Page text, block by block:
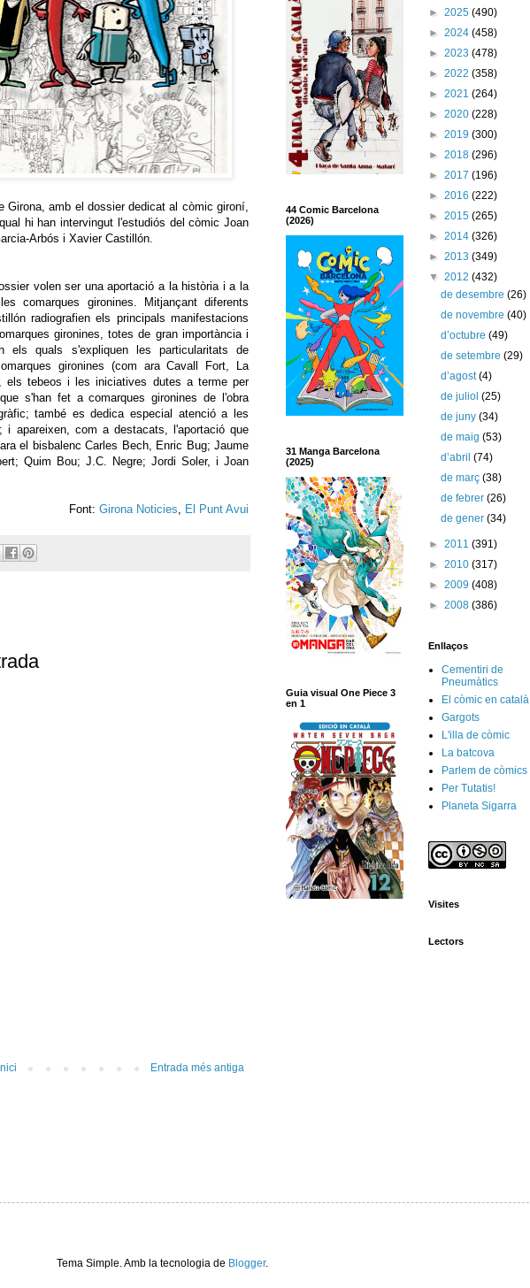
Girona, amb el dossier dedicat al còmic gironí,
hi han intervingut l'estudiós del còmic Joan
Arbós i Xavier Castillón.
volen ser una aportació a la història i a la
comarques gironines. Mitjançant diferents
radiografien els principals manifestacions
gironines, totes de gran importància i
quals s'expliquen les particularitats de
gironines (com ara Cavall Fort, La
els tebeos i les iniciatives dutes a terme per
s'han fet a comarques gironines de l'obra
també es dedica especial atenció a les
i apareixen, com a destacats, l'aportació que
el bisbalenc Carles Bech, Enric Bug; Jaume
Quim Bou; J.C. Negre; Jordi Soler, i Joan
Font: Girona Noticies, El Punt Avui
Entrada més antiga
Inici
44 Comic Barcelona
(2026)
31 Manga Barcelona
(2025)
Guia visual One Piece 3
en 1
► 2025 (490)
► 2024 (458)
► 2023 (478)
► 2022 (358)
► 2021 (264)
► 2020 (228)
► 2019 (300)
► 2018 (296)
► 2017 (196)
► 2016 (222)
► 2015 (265)
► 2014 (326)
► 2013 (349)
▼ 2012 (432)
de desembre(26)
de novembre(40)
d’octubre(49)
de setembre(29)
d’agost(4)
de juliol(25)
de juny(34)
de maig(53)
d’abril(74)
de març(38)
de febrer(26)
de gener(34)
► 2011 (391)
► 2010 (317)
► 2009 (408)
► 2008 (386)
Enllaços
Cementiri de
Pneumàtics
El còmic en català
Gargots
L'illa de còmic
La batcova
Parlem de còmics
Per Tutatis!
Planeta Sigarra
Visites
Lectors
Tema Simple. Amb la tecnologia de Blogger.